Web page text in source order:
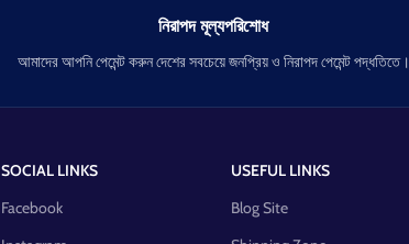
নিরাপদ মূল্যপরিশোধ
আমাদের আপনি পেমেন্ট করুন দেশের সবচেয়ে জনপ্রিয় ও নিরাপদ পেমেন্ট পদ্ধতিতে।
SOCIAL LINKS
Facebook
USEFUL LINKS
Blog Site